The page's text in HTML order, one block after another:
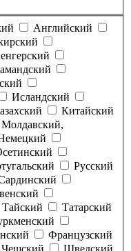
Английский
Исландский
Китайский
Молдавский,
Русский
Тайский
Татарский
Французский
Чешский Шведский